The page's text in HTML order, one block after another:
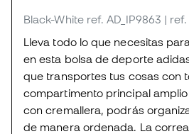
Black-White ref. AD_IP9863 |
Lleva todo lo que necesitas
en esta bolsa de deporte
que transportes tus cosas con
compartimento principal
con cremallera, podrás
de manera ordenada. La